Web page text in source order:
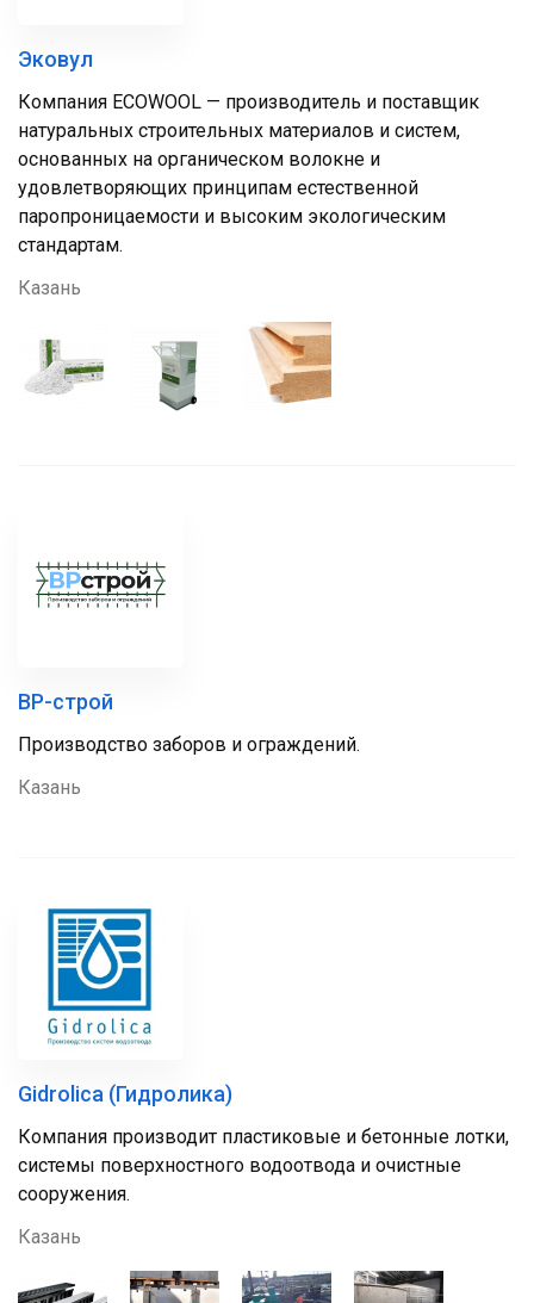
Эковул
Компания ECOWOOL — производитель и поставщик
натуральных строительных материалов и систем,
основанных на органическом волокне и
удовлетворяющих принципам естественной
паропроницаемости и высоким экологическим
стандартам.
Казань
ВР-строй
Производство заборов и ограждений.
Казань
Gidrolica (Гидролика)
Компания производит пластиковые и бетонные лотки,
системы поверхностного водоотвода и очистные
сооружения.
Казань